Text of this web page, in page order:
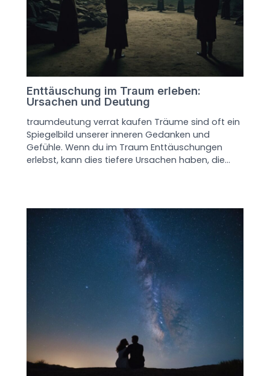
Enttäuschung im Traum erleben:
Ursachen und Deutung
traumdeutung verrat kaufen Träume sind oft ein
Spiegelbild unserer inneren Gedanken und
Gefühle. Wenn du im Traum Enttäuschungen
erlebst, kann dies tiefere Ursachen haben, die…